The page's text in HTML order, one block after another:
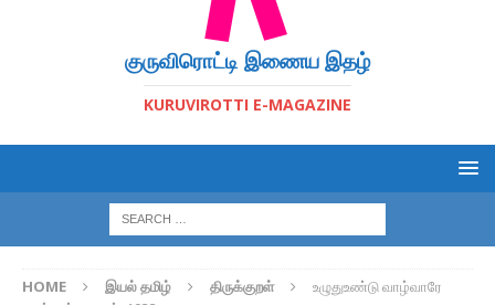
குருவிரொட்டி இணைய இதழ்
KURUVIROTTI E-MAGAZINE
HOME இயல் தமிழ் திருக்குறள்
உழுதுஉண்டு வாழ்வாரே